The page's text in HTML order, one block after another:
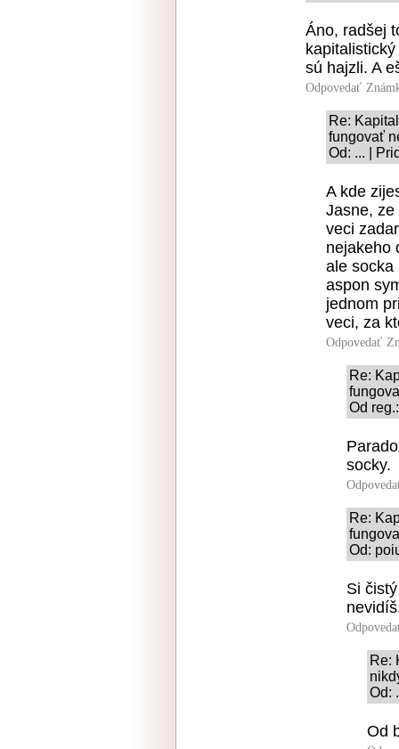
Áno, radšej
sú hajzli. A
Odpovedať
Re:
fungovať
Od: ... |
A kde
Jasne, ze
veci
nejakeho
ale socka
aspon
jednom
veci, za
Odpovedať
Re:
Od
socky.
Re:
Od:
Si
Re:
Od:
Od